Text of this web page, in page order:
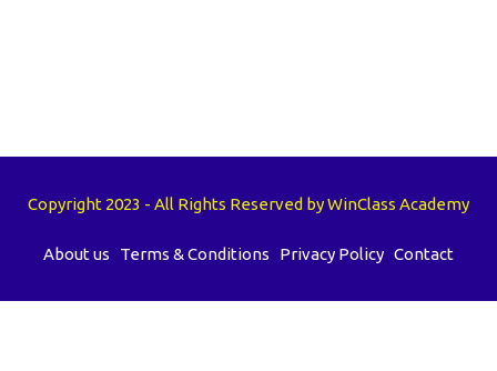
Copyright 2023 - All Rights Reserved by WinClass Academy
About us Terms & Conditions Privacy Policy Contact